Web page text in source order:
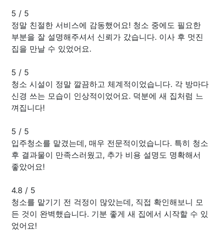
5 / 5
정말 친절한 서비스에 감동했어요! 청소 중에도 필요한
부분을 잘 설명해주셔서 신뢰가 갔습니다. 이사 후 멋진
집을 만날 수 있었어요.
5 / 5
청소 시설이 정말 깔끔하고 체계적이었습니다. 각 방마다
신경 쓰는 모습이 인상적이었어요. 덕분에 새 집처럼 느
껴집니다!
5 / 5
입주청소를 맡겼는데, 매우 전문적이었습니다. 특히 청소
후 결과물이 만족스러웠고, 추가 비용 설명도 명확해서
좋았어요!
4.8 / 5
청소를 맡기기 전 걱정이 많았는데, 직접 확인해보니 모
든 것이 완벽했습니다. 기분 좋게 새 집에서 시작할 수 있
었어요!